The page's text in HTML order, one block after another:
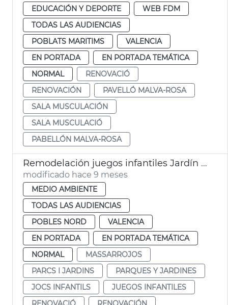
EDUCACIÓN Y DEPORTE
WEB FDM
TODAS LAS AUDIENCIAS
POBLATS MARITIMS
VALENCIA
EN PORTADA
EN PORTADA TEMÁTICA
NORMAL
RENOVACIÓ
RENOVACIÓN
PAVELLÓ MALVA-ROSA
SALA MUSCULACIÓN
SALA MUSCULACIÓ
PABELLÓN MALVA-ROSA
Remodelación juegos infantiles Jardín Massarrojos
modificado hace 9 meses
MEDIO AMBIENTE
TODAS LAS AUDIENCIAS
POBLES NORD
VALENCIA
EN PORTADA
EN PORTADA TEMÁTICA
NORMAL
MASSARROJOS
PARCS I JARDINS
PARQUES Y JARDINES
JOCS INFANTILS
JUEGOS INFANTILES